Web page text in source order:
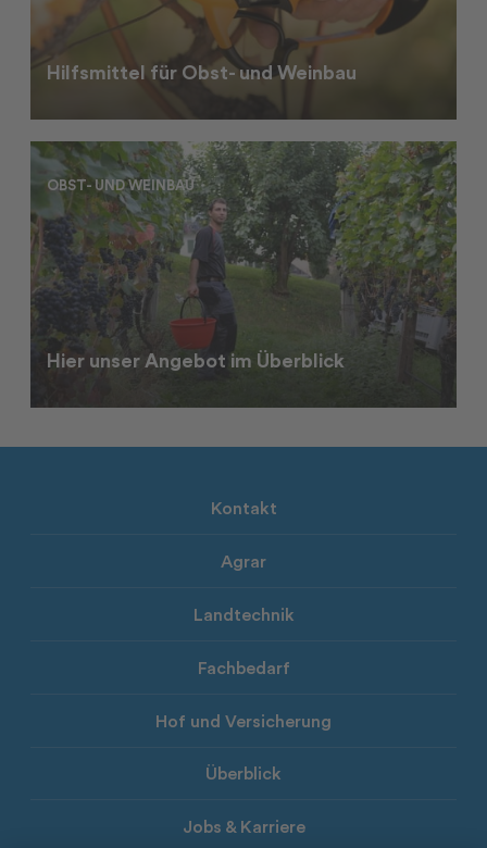
Hilfsmittel für Obst- und Weinbau
OBST- UND WEINBAU
Hier unser Angebot im Überblick
Kontakt
Agrar
Landtechnik
Fachbedarf
Hof und Versicherung
Überblick
Jobs & Karriere